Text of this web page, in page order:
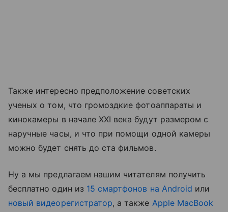
Также интересно предположение советских
ученых о том, что громоздкие фотоаппараты и
кинокамеры в начале ХХI века будут размером с
наручные часы, и что при помощи одной камеры
можно будет снять до ста фильмов.
Ну а мы предлагаем нашим читателям получить
бесплатно один из 15 смартфонов на Android или
новый видеорегистратор, а также Apple MacBook